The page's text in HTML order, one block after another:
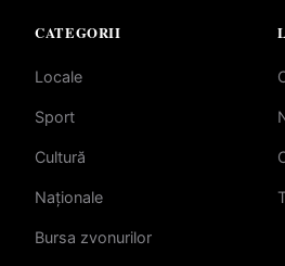
CATEGORII
Locale
Sport
Cultură
Naționale
Bursa zvonurilor